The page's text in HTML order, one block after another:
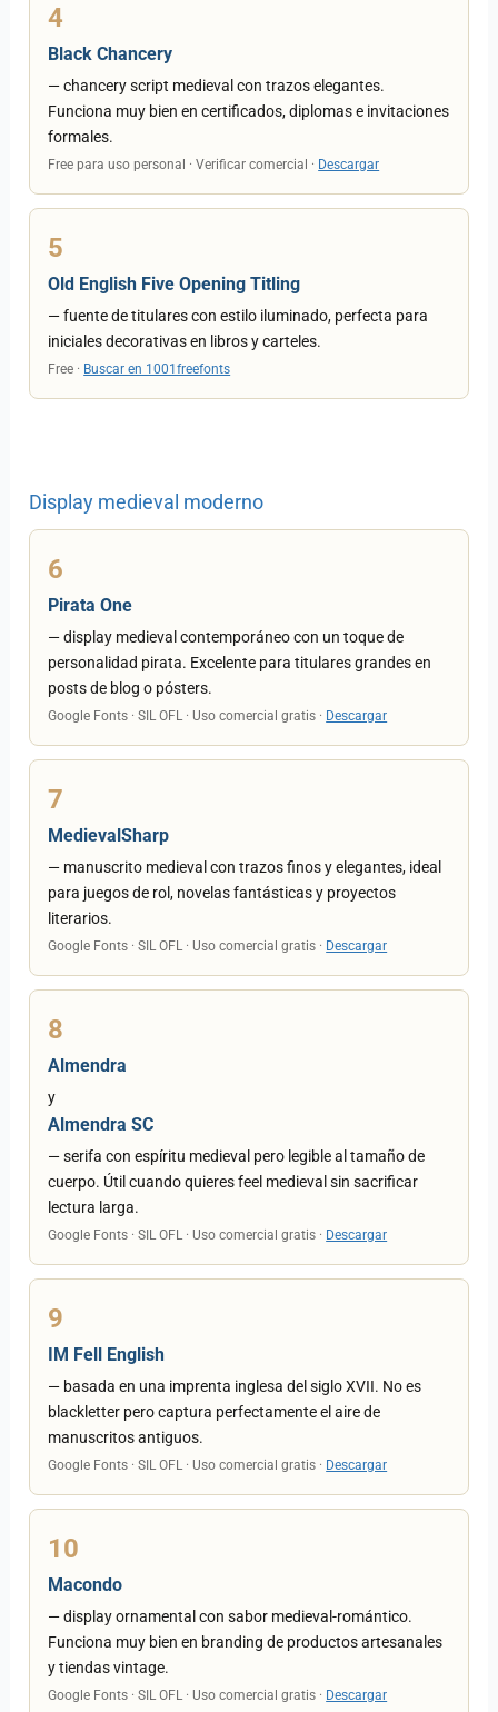
4
Black Chancery
— chancery script medieval con trazos elegantes.
Funciona muy bien en certificados, diplomas e invitaciones
formales.
Free para uso personal · Verificar comercial · Descargar
5
Old English Five Opening Titling
— fuente de titulares con estilo iluminado, perfecta para
iniciales decorativas en libros y carteles.
Free · Buscar en 1001freefonts
Display medieval moderno
6
Pirata One
— display medieval contemporáneo con un toque de
personalidad pirata. Excelente para titulares grandes en
posts de blog o pósters.
Google Fonts · SIL OFL · Uso comercial gratis · Descargar
7
MedievalSharp
— manuscrito medieval con trazos finos y elegantes, ideal
para juegos de rol, novelas fantásticas y proyectos
literarios.
Google Fonts · SIL OFL · Uso comercial gratis · Descargar
8
Almendra
y
Almendra SC
— serifa con espíritu medieval pero legible al tamaño de
cuerpo. Útil cuando quieres feel medieval sin sacrificar
lectura larga.
Google Fonts · SIL OFL · Uso comercial gratis · Descargar
9
IM Fell English
— basada en una imprenta inglesa del siglo XVII. No es
blackletter pero captura perfectamente el aire de
manuscritos antiguos.
Google Fonts · SIL OFL · Uso comercial gratis · Descargar
10
Macondo
— display ornamental con sabor medieval-romántico.
Funciona muy bien en branding de productos artesanales
y tiendas vintage.
Google Fonts · SIL OFL · Uso comercial gratis · Descargar